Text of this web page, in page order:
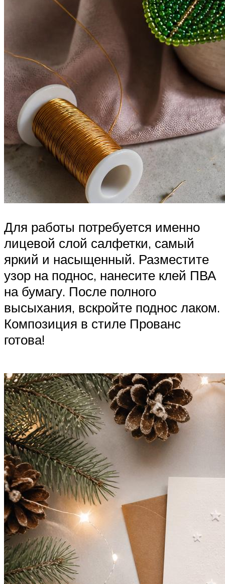
Для работы потребуется именно
лицевой слой салфетки, самый
яркий и насыщенный. Разместите
узор на поднос, нанесите клей ПВА
на бумагу. После полного
высыхания, вскройте поднос лаком.
Композиция в стиле Прованс
готова!